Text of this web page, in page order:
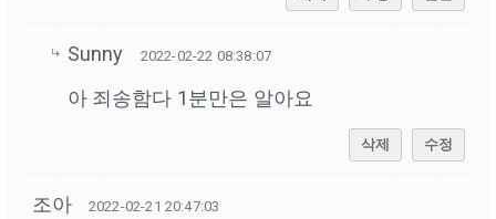
Sunny 2022-02-22 08:38:07
아 죄송함다 1분만은 알아요
삭제 수정
조아 2022-02-21 20:47:03